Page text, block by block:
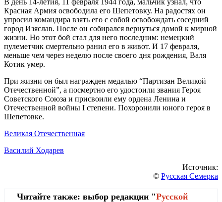
Красная Армия освободила его Шепетовку. На радостях он
упросил командира взять его с собой освобождать соседний
город Изяслав. После он собирался вернуться домой к мирной
жизни. Но этот бой стал для него последним: немецкий
пулеметчик смертельно ранил его в живот. И 17 февраля,
меньше чем через неделю после своего дня рождения, Валя
Котик умер.
При жизни он был награжден медалью “Партизан Великой
Отечественной”, а посмертно его удостоили звания Героя
Советского Союза и присвоили ему ордена Ленина и
Отечественной войны I степени. Похоронили юного героя в
Шепетовке.
Великая Отечественная
Василий Ходарев
Источник:
© Русская Семерка
Читайте также: выбор редакции "Русской